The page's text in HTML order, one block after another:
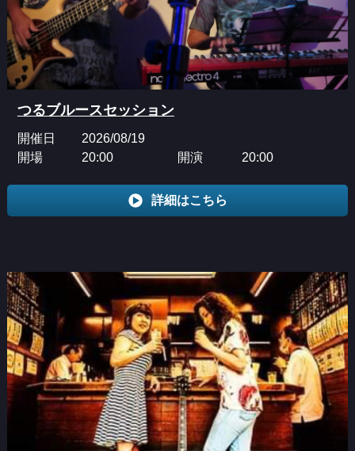
つるブルースセッション
開催日
2026/08/19
開場
20:00 開演 20:00
詳細はこちら